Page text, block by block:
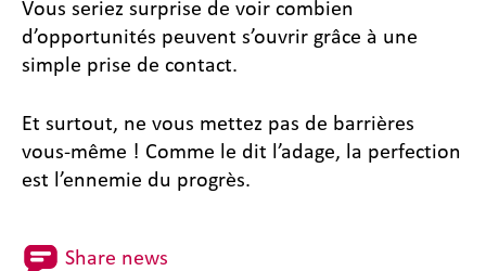
Vous seriez surprise de voir combien
d’opportunités peuvent s’ouvrir grâce à une
simple prise de contact.
Et surtout, ne vous mettez pas de barrières
vous-même ! Comme le dit l’adage, la perfection
est l’ennemie du progrès.
Share news